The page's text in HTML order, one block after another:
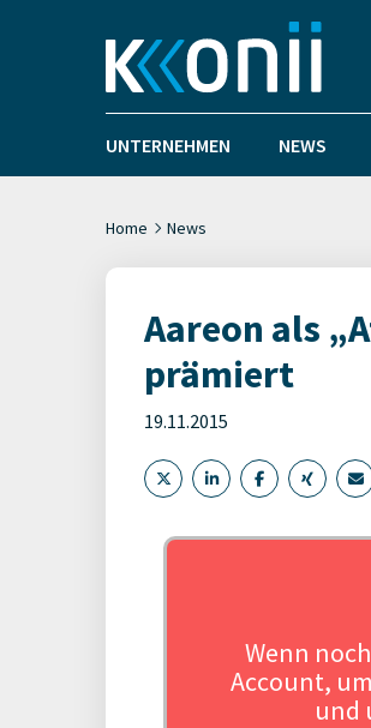
UNTERNEHMEN NEWS
Home News
Aareon als
prämiert
19.11.2015
Wenn
Account,
und